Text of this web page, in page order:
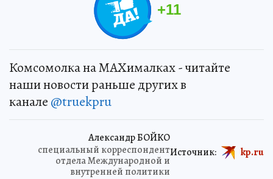
+11
Комсомолка на MAXималках - читайте
наши новости раньше других в
канале @truekpru
Александр БОЙКО
специальный корреспондент
отдела Международной и
внутренней политики
Источник: kp.ru